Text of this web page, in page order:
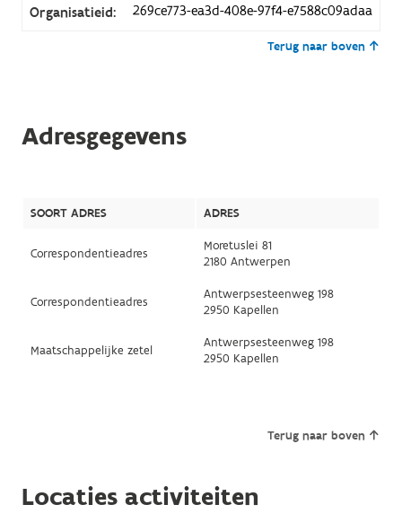
Organisatieid: 269ce773-ea3d-408e-97f4-e7588c09adaa
Terug naar boven
Adresgegevens
SOORT ADRES ADRES
Correspondentieadres
Moretuslei 81
2180 Antwerpen
Correspondentieadres
Antwerpsesteenweg 198
2950 Kapellen
Maatschappelijke zetel
Antwerpsesteenweg 198
2950 Kapellen
Terug naar boven
Locaties activiteiten